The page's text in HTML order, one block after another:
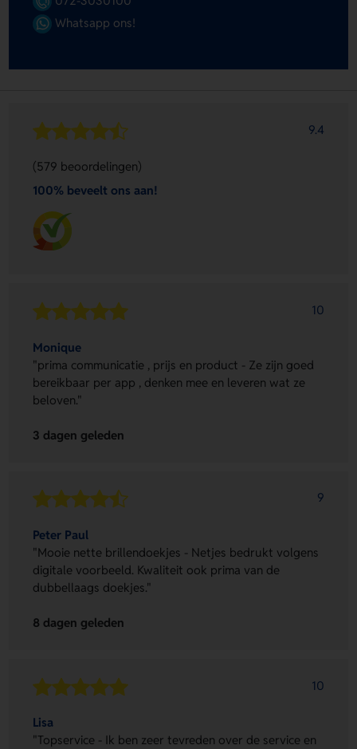
Whatsapp ons!
9.4
(579 beoordelingen)
100% beveelt ons aan!
10
Monique
"prima communicatie , prijs en product - Ze zijn goed
bereikbaar per app , denken mee en leveren wat ze
beloven."
3 dagen geleden
9
Peter Paul
"Mooie nette brillendoekjes - Netjes bedrukt volgens
digitale voorbeeld. Kwaliteit ook prima van de
dubbellaags doekjes."
8 dagen geleden
10
Lisa
"Topservice - Ik ben zeer tevreden over de service en